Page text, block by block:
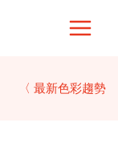
〈 最新色彩趨勢